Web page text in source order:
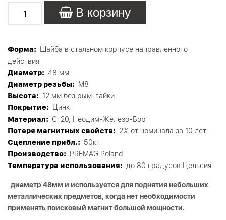
В корзину
Форма:
Шайба в стальном корпусе направленного
действия
Диаметр: 48 мм
Диаметр резьбы:
М8
Высота: 12 мм без рым-гайки
Покрытие:
Цинк
Материал: Ст20, Неодим-Железо-Бор
Потеря магнитных свойств: 2% от номинала за 10 лет
Сцепление прибл.: 50кг
Производство:
PREMAG Poland
Tемпература использования: до 80 градусов Цельсия
диаметр 48мм и используется для поднятия небольших
металлических предметов, когда нет необходимости
применять поисковый магнит большой мощности.